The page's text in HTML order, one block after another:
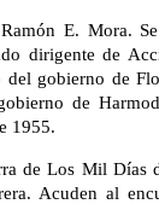
E. Mora.
dirigente de
gobierno de
de
1955.
de Los Mil Días
Acuden al